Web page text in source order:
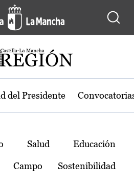
de Castilla-La
del Presidente
Salud Educación
Campo Sostenibilidad